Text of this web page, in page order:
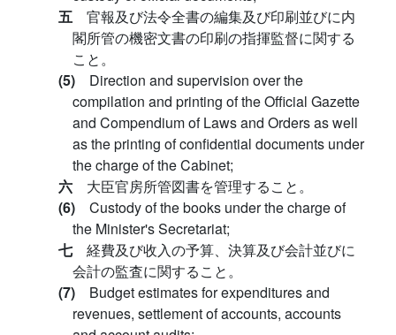
五 官報及び法令全書の編集及び印刷並びに内
閣所管の機密文書の印刷の指揮監督に関する
こと。
(5) Direction and supervision over the
compilation and printing of the Official Gazette
and Compendium of Laws and Orders as well
as the printing of confidential documents under
the charge of the Cabinet;
六 大臣官房所管図書を管理すること。
(6) Custody of the books under the charge of
the Minister's Secretariat;
七 経費及び收入の予算、決算及び会計並びに
会計の監査に関すること。
(7) Budget estimates for expenditures and
revenues, settlement of accounts, accounts